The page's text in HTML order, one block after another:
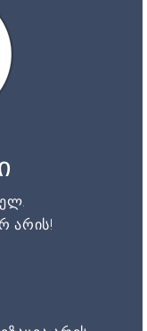
არის!